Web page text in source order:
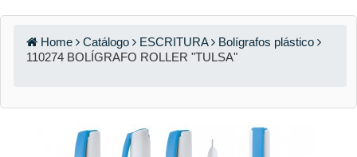
Home Catálogo ESCRITURA
Bolígrafos plástico
110274 BOLÍGRAFO ROLLER "TULSA"